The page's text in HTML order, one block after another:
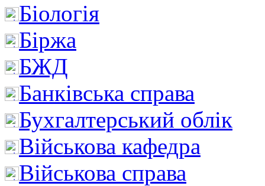
Біологія
Біржа
БЖД
Банківська справа
Бухгалтерський облік
Військова кафедра
Військова справа